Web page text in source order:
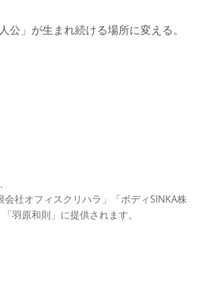
」が生まれ続ける場所に変える。
社オフィスクリハラ」「ボディSINKA株
羽原和則」に提供されます。